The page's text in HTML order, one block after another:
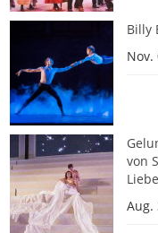
Billy
Nov.
von
Aug.